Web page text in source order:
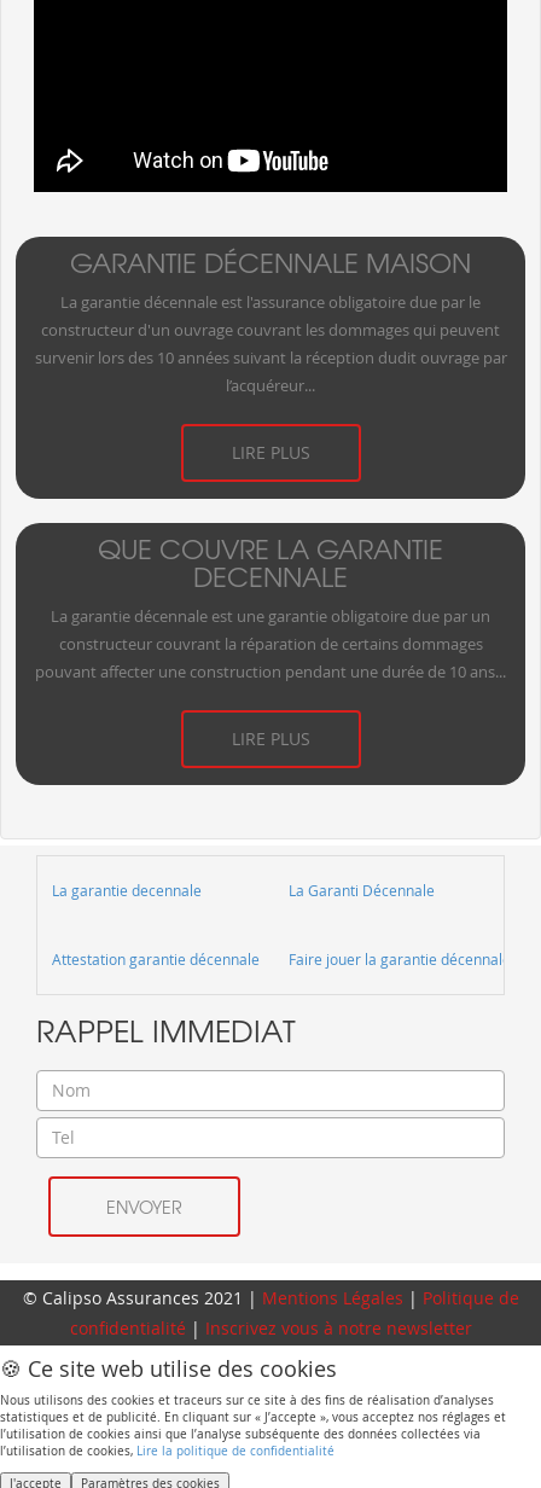
GARANTIE DÉCENNALE MAISON
La garantie décennale est l'assurance obligatoire due par le
constructeur d'un ouvrage couvrant les dommages qui peuvent
survenir lors des 10 années suivant la réception dudit ouvrage par
l’acquéreur...
LIRE PLUS
QUE COUVRE LA GARANTIE
DECENNALE
La garantie décennale est une garantie obligatoire due par un
constructeur couvrant la réparation de certains dommages
pouvant affecter une construction pendant une durée de 10 ans...
LIRE PLUS
La garantie decennale La Garanti Décennale
Attestation garantie décennale Faire jouer la garantie décennale
RAPPEL IMMEDIAT
© Calipso Assurances 2021 | Mentions Légales | Politique de
confidentialité | Inscrivez vous à notre newsletter
🍪 Ce site web utilise des cookies
Nous utilisons des cookies et traceurs sur ce site à des fins de réalisation d’analyses
statistiques et de publicité. En cliquant sur « J’accepte », vous acceptez nos réglages et
l’utilisation de cookies ainsi que l’analyse subséquente des données collectées via
l’utilisation de cookies, Lire la politique de confidentialité
J'accepte Paramètres des cookies